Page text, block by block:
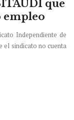
que
empleo
Independiente de
el sindicato no cuenta